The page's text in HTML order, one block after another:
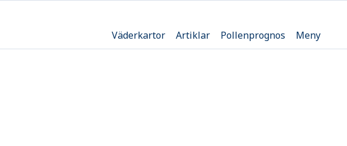
Väderkartor Artiklar Pollenprognos Meny